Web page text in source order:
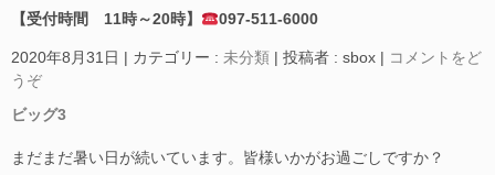
【受付時間 11時～20時】 097-511-6000
2020年8月31日 | カテゴリー : 未分類 | 投稿者 : sbox | コメントをど
うぞ
ビッグ3
まだまだ暑い日が続いています。皆様いかがお過ごしですか？